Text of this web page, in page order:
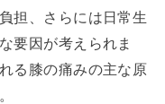
担、さらには日常生
要因が考えられま
る膝の痛みの主な原